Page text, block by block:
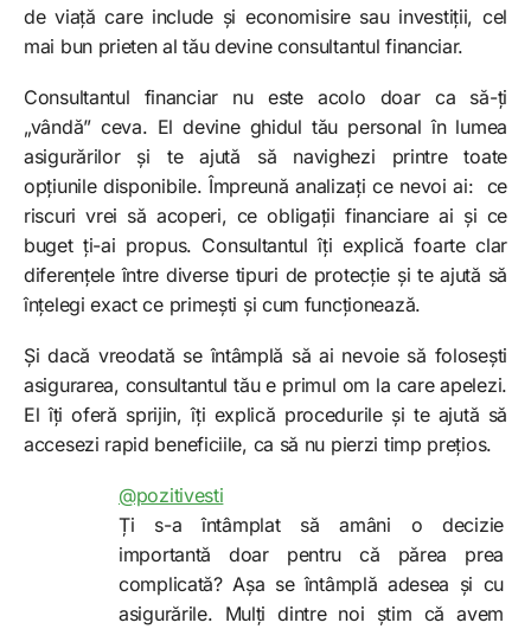
de viață care include și economisire sau investiții, cel
mai bun prieten al tău devine consultantul financiar.
Consultantul financiar nu este acolo doar ca să-ți
„vândă” ceva. El devine ghidul tău personal în lumea
asigurărilor și te ajută să navighezi printre toate
opțiunile disponibile. Împreună analizați ce nevoi ai: ce
riscuri vrei să acoperi, ce obligații financiare ai și ce
buget ți-ai propus. Consultantul îți explică foarte clar
diferențele între diverse tipuri de protecție și te ajută să
înțelegi exact ce primești și cum funcționează.
Și dacă vreodată se întâmplă să ai nevoie să folosești
asigurarea, consultantul tău e primul om la care apelezi.
El îți oferă sprijin, îți explică procedurile și te ajută să
accesezi rapid beneficiile, ca să nu pierzi timp prețios.
@pozitivesti
Ți s-a întâmplat să amâni o decizie
importantă doar pentru că părea prea
complicată? Așa se întâmplă adesea și cu
asigurările. Mulți dintre noi știm că avem